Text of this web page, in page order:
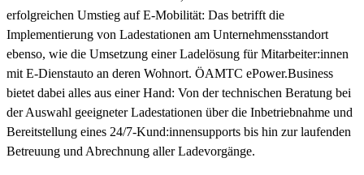
erfolgreichen Umstieg auf E-Mobilität: Das betrifft die
Implementierung von Ladestationen am Unternehmensstandort
ebenso, wie die Umsetzung einer Ladelösung für Mitarbeiter:innen
mit E-Dienstauto an deren Wohnort. ÖAMTC ePower.Business
bietet dabei alles aus einer Hand: Von der technischen Beratung bei
der Auswahl geeigneter Ladestationen über die Inbetriebnahme und
Bereitstellung eines 24/7-Kund:innensupports bis hin zur laufenden
Betreuung und Abrechnung aller Ladevorgänge.